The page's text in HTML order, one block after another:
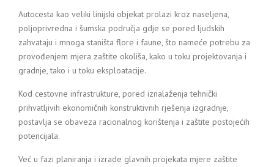
Autocesta kao veliki linijski objekat prolazi kroz naseljena,
poljoprivredna i šumska područja gdje se pored ljudskih
zahvataju i mnoga staništa flore i faune, što nameće potrebu za
provođenjem mjera zaštite okoliša, kako u toku projektovanja i
gradnje, tako i u toku eksploatacije.
Kod cestovne infrastrukture, pored iznalaženja tehnički
prihvatljivih ekonomičnih konstruktivnih rješenja izgradnje,
postavlja se obaveza racionalnog korištenja i zaštite postojećih
potencijala.
Već u fazi planiranja i izrade glavnih projekata mjere zaštite